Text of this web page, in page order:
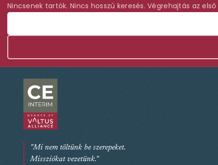
Nincsenek tartók. Nincs hosszú keresés. Végrehajtás az
"Mi nem töltünk be szerepeket.
Missziókat vezetünk."